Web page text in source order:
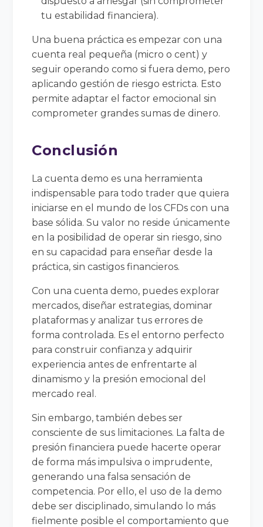
tu estabilidad financiera).
Una buena práctica es empezar con una
cuenta real pequeña (micro o cent) y
seguir operando como si fuera demo, pero
aplicando gestión de riesgo estricta. Esto
permite adaptar el factor emocional sin
comprometer grandes sumas de dinero.
Conclusión
La cuenta demo es una herramienta
indispensable para todo trader que quiera
iniciarse en el mundo de los CFDs con una
base sólida. Su valor no reside únicamente
en la posibilidad de operar sin riesgo, sino
en su capacidad para enseñar desde la
práctica, sin castigos financieros.
Con una cuenta demo, puedes explorar
mercados, diseñar estrategias, dominar
plataformas y analizar tus errores de
forma controlada. Es el entorno perfecto
para construir confianza y adquirir
experiencia antes de enfrentarte al
dinamismo y la presión emocional del
mercado real.
Sin embargo, también debes ser
consciente de sus limitaciones. La falta de
presión financiera puede hacerte operar
de forma más impulsiva o imprudente,
generando una falsa sensación de
competencia. Por ello, el uso de la demo
debe ser disciplinado, simulando lo más
fielmente posible el comportamiento que